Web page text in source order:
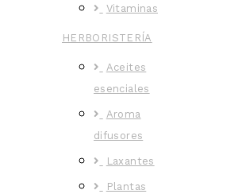
Vitaminas
HERBORISTERÍA
Aceites
esenciales
Aroma
difusores
Laxantes
Plantas